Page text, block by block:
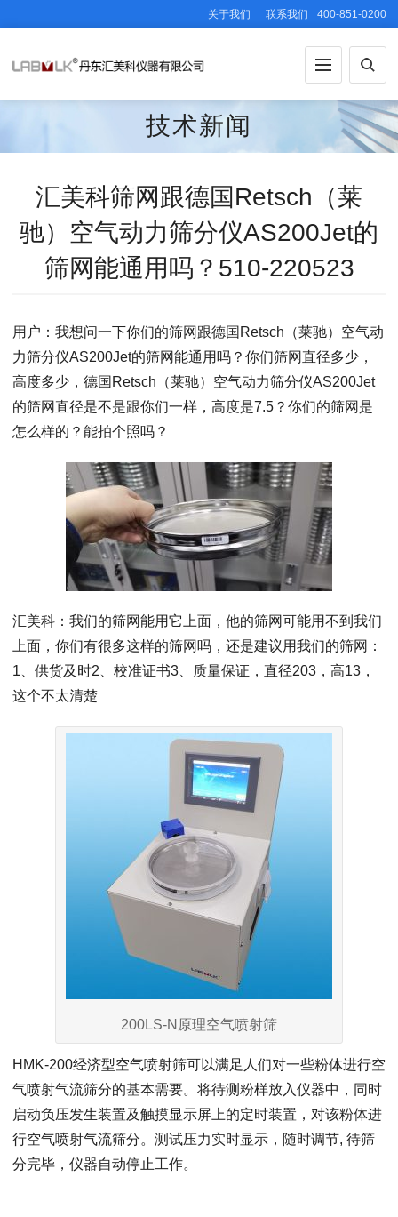
关于我们 联系我们 400-851-0200
技术新闻
汇美科筛网跟德国Retsch（莱
驰）空气动力筛分仪AS200Jet的
筛网能通用吗？510-220523
用户：我想问一下你们的筛网跟德国Retsch（莱驰）空气动
力筛分仪AS200Jet的筛网能通用吗？你们筛网直径多少，
高度多少，德国Retsch（莱驰）空气动力筛分仪AS200Jet
的筛网直径是不是跟你们一样，高度是7.5？你们的筛网是
怎么样的？能拍个照吗？
汇美科：我们的筛网能用它上面，他的筛网可能用不到我们
上面，你们有很多这样的筛网吗，还是建议用我们的筛网：
1、供货及时2、校准证书3、质量保证，直径203，高13，
这个不太清楚
200LS-N原理空气喷射筛
HMK-200经济型空气喷射筛可以满足人们对一些粉体进行空
气喷射气流筛分的基本需要。将待测粉样放入仪器中，同时
启动负压发生装置及触摸显示屏上的定时装置，对该粉体进
行空气喷射气流筛分。测试压力实时显示，随时调节, 待筛
分完毕，仪器自动停止工作。